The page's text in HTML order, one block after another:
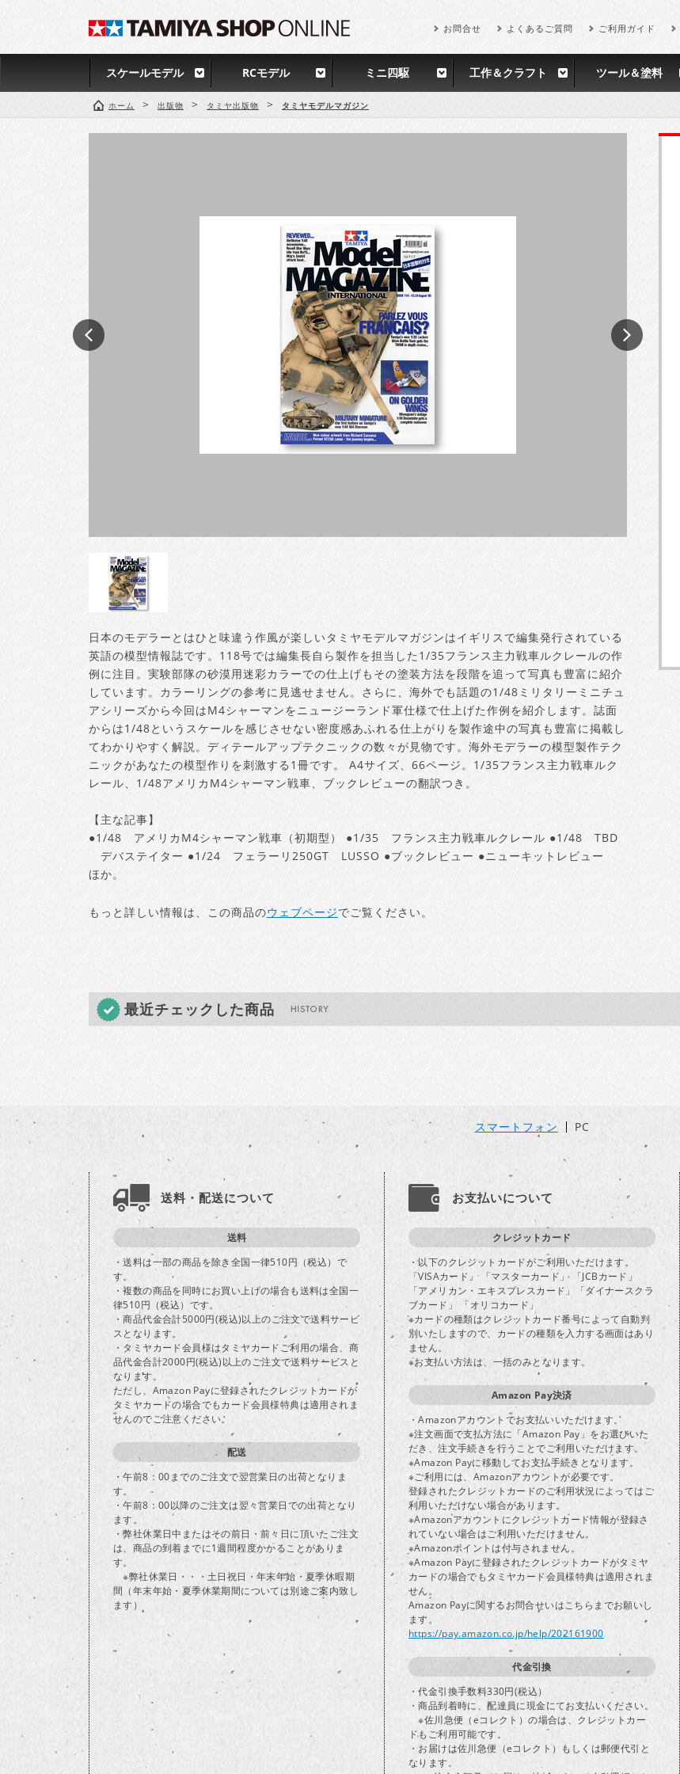
お問合せ よくあるご質問 ご利用ガイド
スケールモデル RCモデル ミニ四駆 工作＆クラフト ツール＆塗料
ホーム > 出版物 > タミヤ出版物 > タミヤモデルマガジン
日本のモデラーとはひと味違う作風が楽しいタミヤモデルマガジンはイギリスで編集発行されている
英語の模型情報誌です。118号では編集長自ら製作を担当した1/35フランス主力戦車ルクレールの作
例に注目。実験部隊の砂漠用迷彩カラーでの仕上げもその塗装方法を段階を追って写真も豊富に紹介
しています。カラーリングの参考に見逃せません。さらに、海外でも話題の1/48ミリタリーミニチュ
アシリーズから今回はM4シャーマンをニュージーランド軍仕様で仕上げた作例を紹介します。誌面
からは1/48というスケールを感じさせない密度感あふれる仕上がりを製作途中の写真も豊富に掲載し
てわかりやすく解説。ディテールアップテクニックの数々が見物です。海外モデラーの模型製作テク
ニックがあなたの模型作りを刺激する1冊です。 A4サイズ、66ページ。1/35フランス主力戦車ルク
レール、1/48アメリカM4シャーマン戦車、ブックレビューの翻訳つき。
【主な記事】
●1/48 アメリカM4シャーマン戦車（初期型） ●1/35 フランス主力戦車ルクレール ●1/48 TBD
デバステイター ●1/24 フェラーリ250GT LUSSO ●ブックレビュー ●ニューキットレビュー
ほか。
もっと詳しい情報は、この商品のウェブページでご覧ください。
最近チェックした商品
スマートフォン PC
送料・配送について
送料
・送料は一部の商品を除き全国一律510円（税込）で
す。
・複数の商品を同時にお買い上げの場合も送料は全国一
律510円（税込）です。
・商品代金合計5000円(税込)以上のご注文で送料サービ
スとなります。
・タミヤカード会員様はタミヤカードご利用の場合、商
品代金合計2000円(税込)以上のご注文で送料サービスと
なります。
ただし、Amazon Payに登録されたクレジットカードが
タミヤカードの場合でもカード会員様特典は適用されま
せんのでご注意ください。
配送
・午前8：00までのご注文で翌営業日の出荷となりま
す。
・午前8：00以降のご注文は翌々営業日での出荷となり
ます。
・弊社休業日中またはその前日・前々日に頂いたご注文
は、商品の到着までに1週間程度かかることがありま
す。
※弊社休業日・・・土日祝日・年末年始・夏季休暇期
間（年末年始・夏季休業期間については別途ご案内致し
ます）
お支払いについて
クレジットカード
・以下のクレジットカードがご利用いただけます。
「VISAカード」 「マスターカード」 「JCBカード」
「アメリカン・エキスプレスカード」「ダイナースクラ
ブカード」 「オリコカード」
※カードの種類はクレジットカード番号によって自動判
別いたしますので、カードの種類を入力する画面はあり
ません。
※お支払い方法は、一括のみとなります。
Amazon Pay決済
・Amazonアカウントでお支払いいただけます。
※注文画面で支払方法に「Amazon Pay」をお選びいた
だき、注文手続きを行うことでご利用いただけます。
※Amazon Payに移動してお支払手続きとなります。
※ご利用には、Amazonアカウントが必要です。
登録されたクレジットカードのご利用状況によってはご
利用いただけない場合があります。
※Amazonアカウントにクレジットカード情報が登録さ
れていない場合はご利用いただけません。
※Amazonポイントは付与されません。
※Amazon Payに登録されたクレジットカードがタミヤ
カードの場合でもタミヤカード会員様特典は適用されま
せん。
Amazon Payに関するお問合せいはこちらまでお願いし
ます。
https://pay.amazon.co.jp/help/202161900
代金引換
・代金引換手数料330円(税込）
・商品到着時に、配達員に現金にてお支払いください。
※佐川急便（eコレクト）の場合は、クレジットカー
ドもご利用可能です。
・お届けは佐川急便（eコレクト）もしくは郵便代引と
なります。